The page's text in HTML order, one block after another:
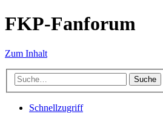
FKP-Fanforum
Zum Inhalt
Suche
Schnellzugriff